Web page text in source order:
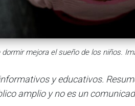
mejora el sueño de los niños.
y educativos.
amplio y no es un